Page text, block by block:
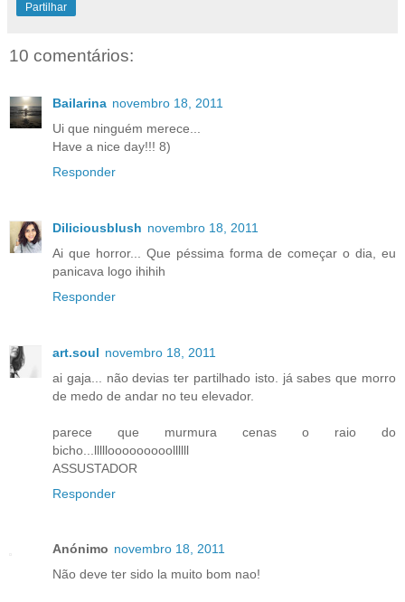
Partilhar
10 comentários:
Bailarina novembro 18, 2011
Ui que ninguém merece...
Have a nice day!!! 8)
Responder
Diliciousblush novembro 18, 2011
Ai que horror... Que péssima forma de começar o dia, eu
panicava logo ihihih
Responder
art.soul novembro 18, 2011
ai gaja... não devias ter partilhado isto. já sabes que morro
de medo de andar no teu elevador.
parece que murmura cenas o raio do
bicho...lllllooooooooollllll
ASSUSTADOR
Responder
Anónimo novembro 18, 2011
Não deve ter sido la muito bom nao!